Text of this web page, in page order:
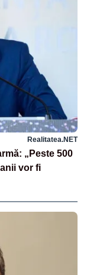
Realitatea.NET
„Peste 500
vor fi